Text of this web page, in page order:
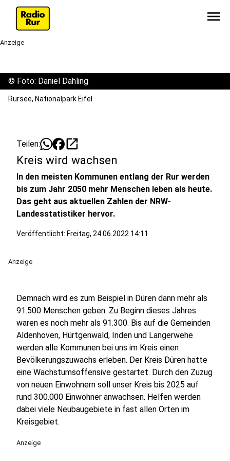
menu
Anzeige
© Foto: Daniel Dähling
Rursee, Nationalpark Eifel
Teilen: open_in_new
Kreis wird wachsen
In den meisten Kommunen entlang der Rur werden
bis zum Jahr 2050 mehr Menschen leben als heute.
Das geht aus aktuellen Zahlen der NRW-
Landesstatistiker hervor.
Veröffentlicht: Freitag, 24.06.2022 14:11
Anzeige
Demnach wird es zum Beispiel in Düren dann mehr als
91.500 Menschen geben. Zu Beginn dieses Jahres
waren es noch mehr als 91.300. Bis auf die Gemeinden
Aldenhoven, Hürtgenwald, Inden und Langerwehe
werden alle Kommunen bei uns im Kreis einen
Bevölkerungszuwachs erleben. Der Kreis Düren hatte
eine Wachstumsoffensive gestartet. Durch den Zuzug
von neuen Einwohnern soll unser Kreis bis 2025 auf
rund 300.000 Einwohner anwachsen. Helfen werden
dabei viele Neubaugebiete in fast allen Orten im
Kreisgebiet.
Anzeige